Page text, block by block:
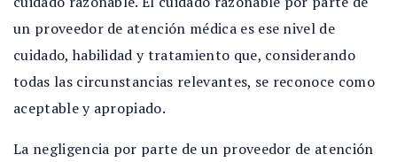
un proveedor de atención médica es ese nivel de
cuidado, habilidad y tratamiento que, considerando
todas las circunstancias relevantes, se reconoce como
aceptable y apropiado.
La negligencia por parte de un proveedor de atención